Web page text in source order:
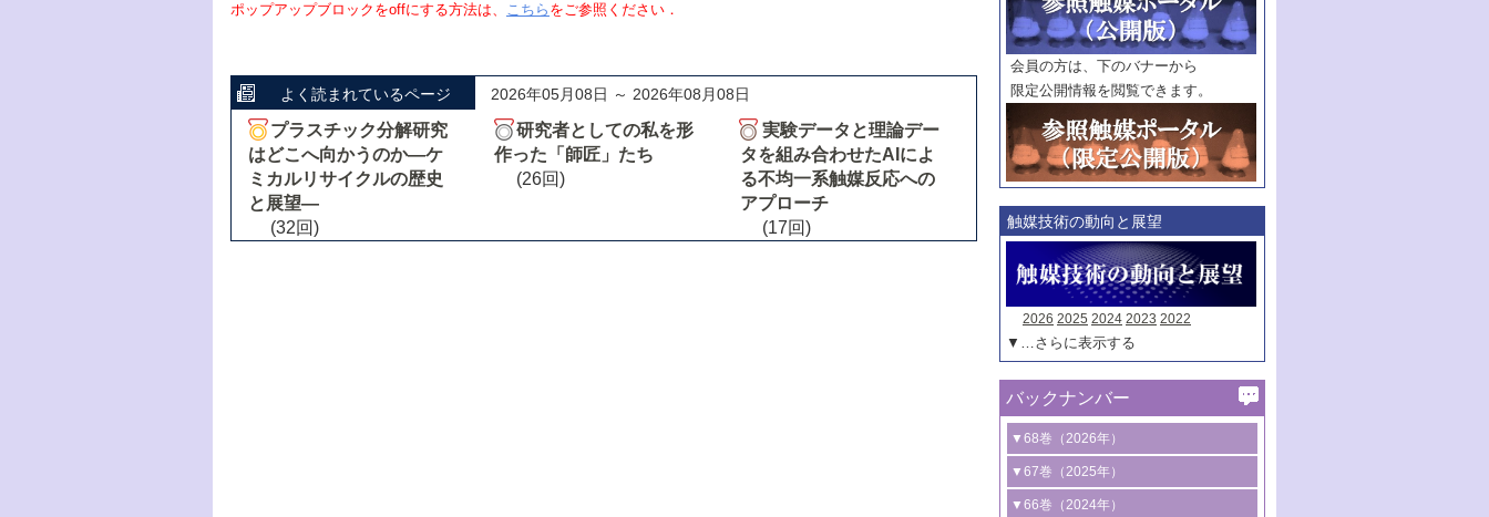
ポップアップブロックをoffにする方法は、 こちら をご参照ください．
よく読まれているページ 2026年05月08日 ～ 2026年08月08日
プラスチック分解研究
はどこへ向かうのか―ケ
ミカルリサイクルの歴史
と展望―
(32回)
研究者としての私を形
作った「師匠」たち
(26回)
実験データと理論デー
タを組み合わせたAIによ
る不均一系触媒反応への
アプローチ
(17回)
範囲指定
巻
号～
巻
号
触媒年鑑
年度
記事種別
マーク：
マークあり
会員の方は、下のバナーから
限定公開情報を閲覧できます。
触媒技術の動向と展望
2026 2025 2024 2023 2022
▼…さらに表示する
バックナンバー
▼68巻（2026年）
1号 過酸化水素合成に関する研究動向
2号 コンピューター技術により加速する
▼67巻（2025年）
1号 CO
水素化によるグリーン燃料/グリ
▼66巻（2024年）